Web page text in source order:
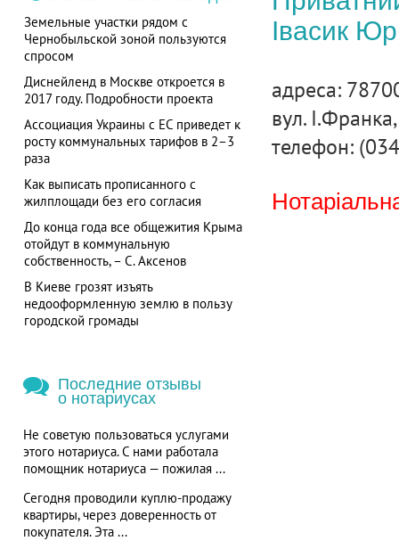
Земельные участки рядом с
Чернобыльской зоной пользуются
спросом
Диснейленд в Москве откроется в
2017 году. Подробности проекта
Ассоциация Украины с ЕС приведет к
росту коммунальных тарифов в 2–3
раза
Как выписать прописанного с
жилплощади без его согласия
До конца года все общежития Крыма
отойдут в коммунальную
собственность, – С. Аксенов
В Киеве грозят изъять
недооформленную землю в пользу
городской громады
Последние отзывы
о нотариусах
Не советую пользоваться услугами
этого нотариуса. С нами работала
помощник нотариуса — пожилая ...
Сегодня проводили куплю-продажу
квартиры, через доверенность от
покупателя. Эта ...
Івасик
адреса:
вул.
телефон: